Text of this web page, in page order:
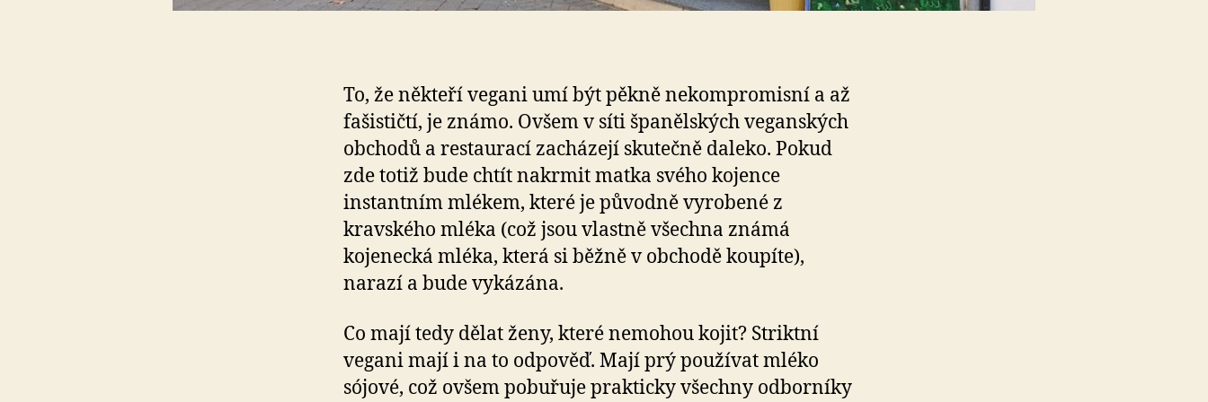
To, že někteří vegani umí být pěkně nekompromisní a až
fašističtí, je známo. Ovšem v síti španělských veganských
obchodů a restaurací zacházejí skutečně daleko. Pokud
zde totiž bude chtít nakrmit matka svého kojence
instantním mlékem, které je původně vyrobené z
kravského mléka (což jsou vlastně všechna známá
kojenecká mléka, která si běžně v obchodě koupíte),
narazí a bude vykázána.
Co mají tedy dělat ženy, které nemohou kojit? Striktní
vegani mají i na to odpověď. Mají prý používat mléko
sójové, což ovšem pobuřuje prakticky všechny odborníky